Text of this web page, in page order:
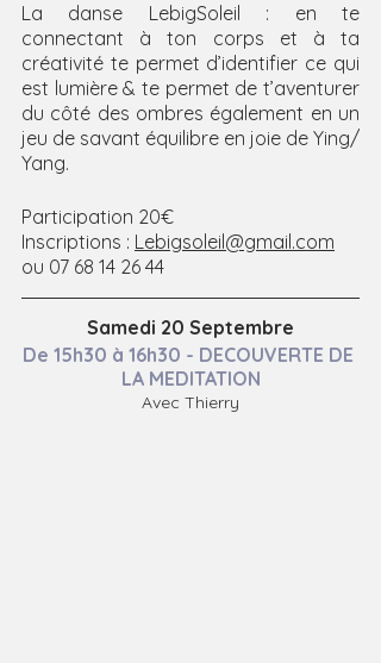
La danse LebigSoleil : en te
connectant à ton corps et à ta
créativité te permet d’identifier ce qui
est lumière & te permet de t’aventurer
du côté des ombres également en un
jeu de savant équilibre en joie de Ying/
Yang.
Participation 20€
Inscriptions : Lebigsoleil@gmail.com
ou 07 68 14 26 44
Samedi 20 Septembre
De 15h30 à 16h30 - DECOUVERTE DE
LA MEDITATION
Avec Thierry